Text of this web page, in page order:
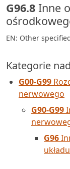
G96.8 Inne
EN: Other
Kategorie
G00-G99
nerwowego
G90-G99
G96